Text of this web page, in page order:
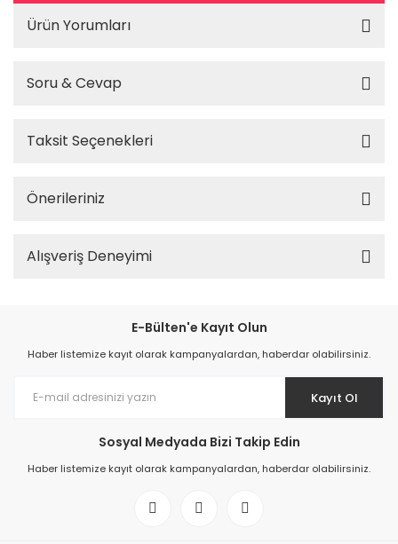
Ürün Yorumları
Soru & Cevap
Taksit Seçenekleri
Önerileriniz
Alışveriş Deneyimi
E-Bülten'e Kayıt Olun
Haber listemize kayıt olarak kampanyalardan, haberdar olabilirsiniz.
Kayıt Ol
Sosyal Medyada Bizi Takip Edin
Haber listemize kayıt olarak kampanyalardan, haberdar olabilirsiniz.